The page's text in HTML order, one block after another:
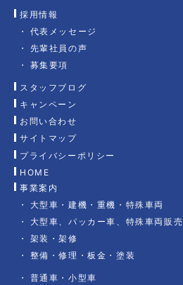
HOME
事業案内
大型車・建機・重機・特殊車両
大型車、パッカー車、特殊車両販売
架装・架修
整備・修理・板金・塗装
普通車・小型車
採用情報
代表メッセージ
先輩社員の声
募集要項
スタッフブログ
キャンペーン
お問い合わせ
サイトマップ
プライバシーポリシー